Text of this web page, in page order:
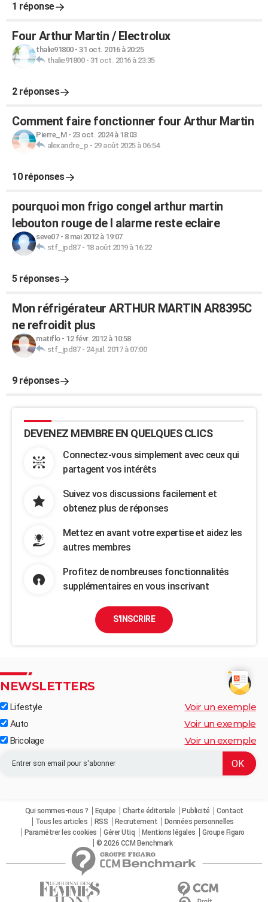
1 réponse
Four Arthur Martin / Electrolux
thalie91800- 31 oct. 2016 à 20:25
thalie91800- 31 oct. 2016 à 23:35
2 réponses
Comment faire fonctionner four Arthur Martin
Pierre_M- 23 oct. 2024 à 18:03
alexandre_p - 29 août 2025 à 06:54
10 réponses
pourquoi mon frigo congel arthur martin
lebouton rouge de l alarme reste eclaire
seve07- 8 mai 2012 à 19:07
stf_jpd87- 18 août 2019 à 16:22
5 réponses
Mon réfrigérateur ARTHUR MARTIN AR8395C
ne refroidit plus
matiflo- 12 févr. 2012 à 10:58
stf_jpd87- 24 juil. 2017 à 07:00
9 réponses
DEVENEZ MEMBRE EN QUELQUES CLICS
Connectez-vous simplement avec ceux qui
partagent vos intérêts
Suivez vos discussions facilement et
obtenez plus de réponses
Mettez en avant votre expertise et aidez les
autres membres
Profitez de nombreuses fonctionnalités
supplémentaires en vous inscrivant
S'INSCRIRE
NEWSLETTERS
Lifestyle Voir un exemple
Auto Voir un exemple
Bricolage Voir un exemple
Qui sommes-nous ? Equipe Charte éditoriale Publicité
Contact
Tous les articles
RSS Recrutement
Données personnelles
Paramétrer les cookies
Gérer Utiq Mentions légales
Groupe Figaro
© 2026 CCM Benchmark